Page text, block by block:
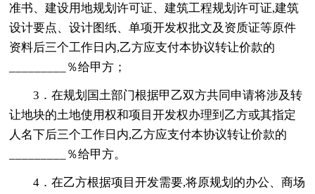
准书、建设用地规划许可证、建筑工程规划许可证,建筑
设计要点、设计图纸、单项开发权批文及资质证等原件
资料后三个工作日内,乙方应支付本协议转让价款的
_________％给甲方；
3．在规划国土部门根据甲乙双方共同申请将涉及转
让地块的土地使用权和项目开发权办理到乙方或其指定
人名下后三个工作日内,乙方应支付本协议转让价款的
_________％给甲方。
4．在乙方根据项目开发需要,将原规划的办公、商场